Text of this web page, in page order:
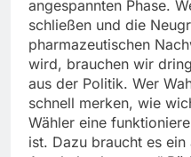
angespannten Phase.
schließen und die
pharmazeutischen
wird, brauchen wir
aus der Politik. Wer
schnell merken, wie
Wähler eine
ist. Dazu braucht es ein